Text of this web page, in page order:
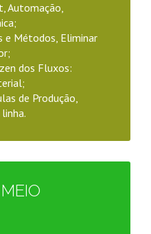
Automação,
e Métodos, Eliminar
dos Fluxos:
de Produção,